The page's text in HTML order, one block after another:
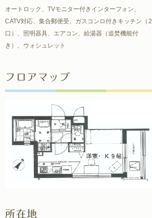
オートロック、TVモニター付きインターフォン、
CATV対応、集合郵便受、ガスコンロ付きキッチン（2
口）、照明器具、エアコン、給湯器（追焚機能付
き）、ウォシュレット
フロアマップ
所在地